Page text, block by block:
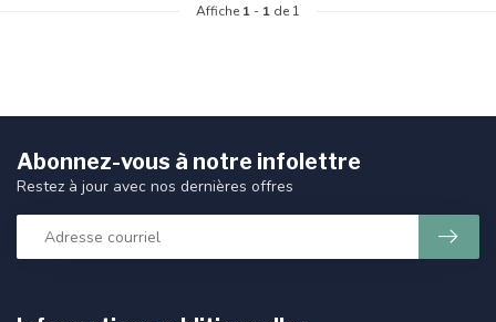
Affiche 1 - 1 de 1
Abonnez-vous à notre infolettre
Restez à jour avec nos dernières offres